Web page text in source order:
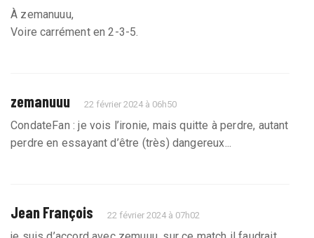
À zemanuuu,
Voire carrément en 2-3-5.
zemanuuu 22 février 2024 à 06h50
CondateFan : je vois l’ironie, mais quitte à perdre, autant
perdre en essayant d’être (très) dangereux...
Jean François 22 février 2024 à 07h02